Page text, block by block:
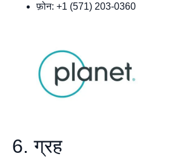
फ़ोन: +1 (571) 203-0360
6. ग्रह